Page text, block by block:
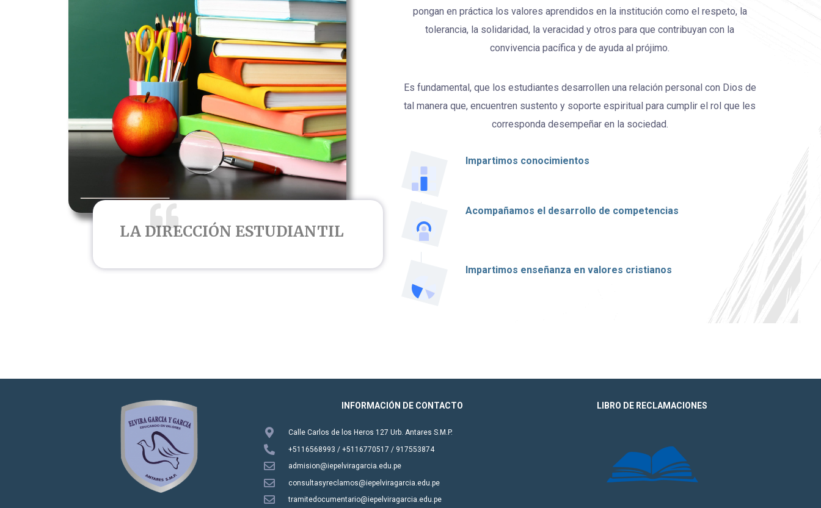
LA DIRECCIÓN ESTUDIANTIL
pongan en práctica los valores aprendidos en la institución como el respeto, la
tolerancia, la solidaridad, la veracidad y otros para que contribuyan con la
convivencia pacífica y de ayuda al prójimo.
Es fundamental, que los estudiantes desarrollen una relación personal con Dios de
tal manera que, encuentren sustento y soporte espiritual para cumplir el rol que les
corresponda desempeñar en la sociedad.
Impartimos conocimientos
Acompañamos el desarrollo de competencias
Impartimos enseñanza en valores cristianos
INFORMACIÓN DE CONTACTO
Calle Carlos de los Heros 127 Urb. Antares S.M.P.
+5116568993 / +5116770517 / 917553874
admision@iepelviragarcia.edu.pe
consultasyreclamos@iepelviragarcia.edu.pe
tramitedocumentario@iepelviragarcia.edu.pe
LIBRO DE RECLAMACIONES